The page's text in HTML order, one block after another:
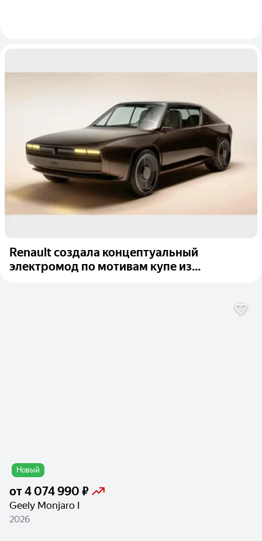
Renault создала концептуальный
электромод по мотивам купе из...
Новый
от4 074 990 ₽
Geely Monjaro I
2026